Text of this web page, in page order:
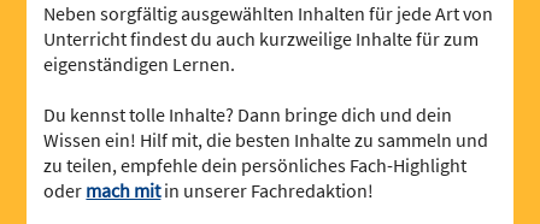
Neben sorgfältig ausgewählten Inhalten für jede Art von
Unterricht findest du auch kurzweilige Inhalte für zum
eigenständigen Lernen.
Du kennst tolle Inhalte? Dann bringe dich und dein
Wissen ein! Hilf mit, die besten Inhalte zu sammeln und
zu teilen, empfehle dein persönliches Fach-Highlight
oder mach mitin unserer Fachredaktion!